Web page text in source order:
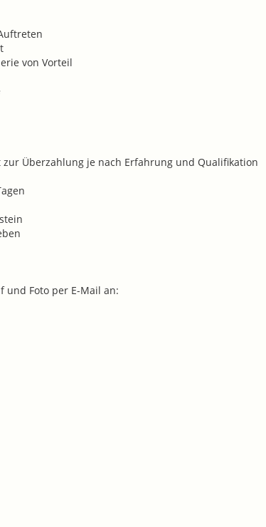
von Vorteil
Überzahlung je nach Erfahrung und Qualifikation
und Foto per E-Mail an: